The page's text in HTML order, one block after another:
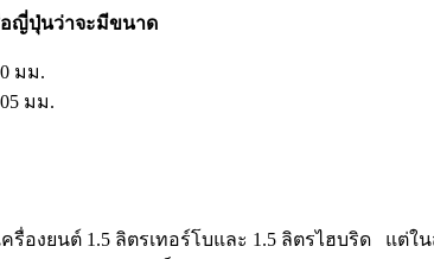
อญี่ปุ่นว่าจะมีขนาด
มม.
มม.
องยนต์ 1.5 ลิตรเทอร์โบและ 1.5 ลิตรไฮบริด แต่ใ